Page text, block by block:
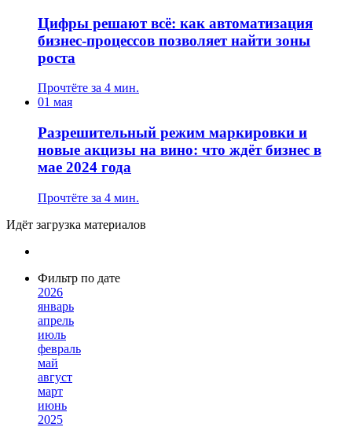
Цифры решают всё: как автоматизация
бизнес-процессов позволяет найти зоны
роста
Прочтёте за 4 мин.
01 мая
Разрешительный режим маркировки и
новые акцизы на вино: что ждёт бизнес в
мае 2024 года
Прочтёте за 4 мин.
Идёт загрузка материалов
Фильтр по дате
2026
январь
апрель
июль
февраль
май
август
март
июнь
2025